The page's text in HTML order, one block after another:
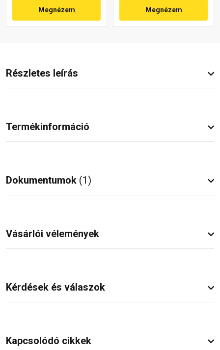
Megnézem Megnézem
Részletes leírás
Termékinformáció
Dokumentumok (1)
Vásárlói vélemények
Kérdések és válaszok
Kapcsolódó cikkek